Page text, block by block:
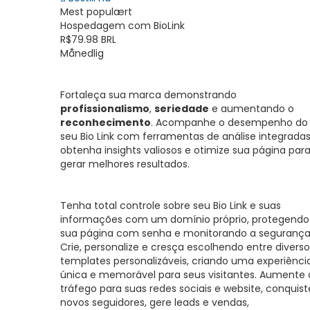
Mest populært
Hospedagem com BioLink
R$79.98 BRL
Månedlig
Fortaleça sua marca demonstrando
profissionalismo, seriedade e aumentando o
reconhecimento. Acompanhe o desempenho do
seu Bio Link com ferramentas de análise
obtenha insights valiosos e otimize sua página para
gerar melhores resultados.
Tenha total controle sobre seu Bio Link e suas
informações com um domínio próprio, protegendo
sua página com senha e monitorando a
Crie, personalize e cresça escolhendo entre
templates personalizáveis, criando uma
única e memorável para seus visitantes. Aumente
tráfego para suas redes sociais e website,
novos seguidores, gere leads e vendas,